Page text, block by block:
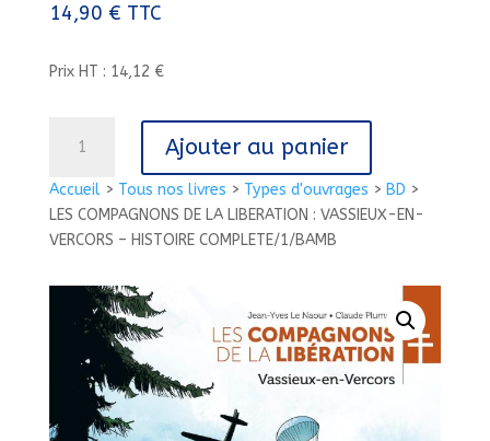
Accueil> Tous nos livres > Types d'ouvrages > BD >
LES COMPAGNONS DE LA LIBERATION : VASSIEUX-EN-
VERCORS – HISTOIRE COMPLETE/1/BAMB
14,90 € TTC
Prix HT : 14,12 €
LES
COMPAGNONS
DE
VASSIEUX-
VERCORS
HISTOIRE
Ajouter au panier